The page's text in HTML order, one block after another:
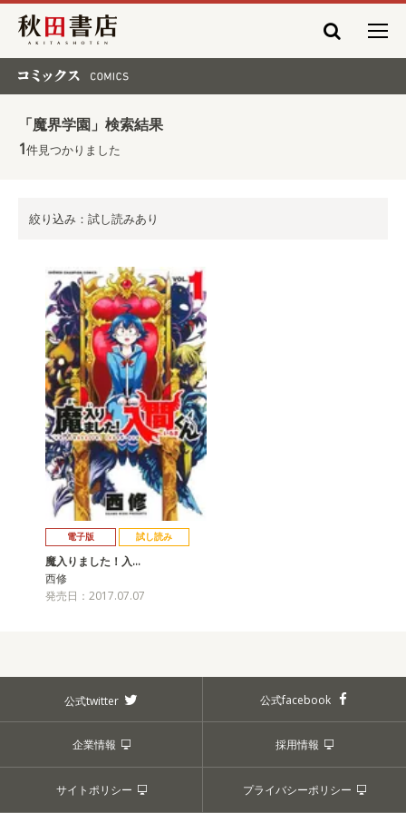
秋田書店
「魔界学園」検索結果
1件見つかりました
絞り込み：試し読みあり
電子版 試し読み
魔入りました！入…
西修
発売日：2017.07.07
公式twitter 公式facebook
企業情報 採用情報
サイトポリシー プライバシーポリシー